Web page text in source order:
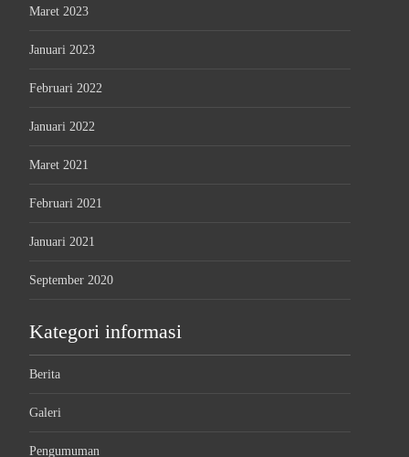
Maret 2023
Januari 2023
Februari 2022
Januari 2022
Maret 2021
Februari 2021
Januari 2021
September 2020
Kategori informasi
Berita
Galeri
Pengumuman